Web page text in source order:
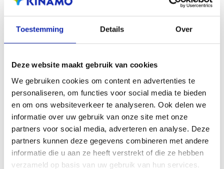
Toestemming Details Over
Deze website maakt gebruik van cookies
We gebruiken cookies om content en advertenties te
personaliseren, om functies voor social media te bieden
en om ons websiteverkeer te analyseren. Ook delen we
informatie over uw gebruik van onze site met onze
partners voor social media, adverteren en analyse. Deze
partners kunnen deze gegevens combineren met andere
informatie die u aan ze heeft verstrekt of die ze hebben
verzameld op basis van uw gebruik van hun services.
Wat is hosting of webhosting?
Wie een website op Internet beschikbaar wil stellen,
dient deze op een server te plaatsen. Deze server moet
steeds beschikbaar...
Meer lezen